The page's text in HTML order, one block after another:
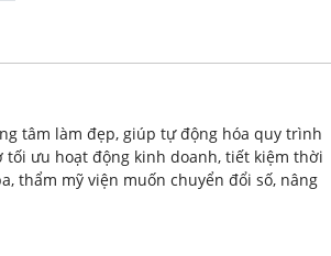
tâm làm đẹp, giúp tự động hóa quy trình
ưu hoạt động kinh doanh, tiết kiệm thời
thẩm mỹ viện muốn chuyển đổi số, nâng